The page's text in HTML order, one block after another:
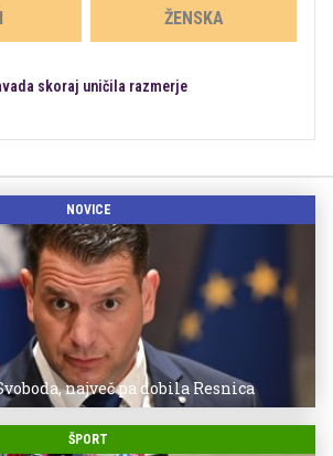
ŽENSKA
skoraj uničila razmerje
NOVICE
največ pa dobila Resnica
ŠPORT